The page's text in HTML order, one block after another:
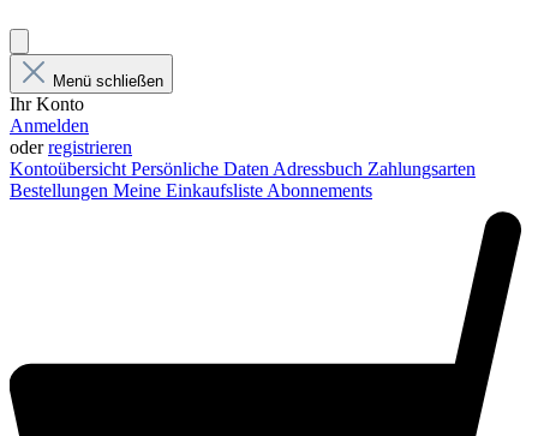
Menü schließen
Ihr Konto
Anmelden
oderregistrieren
Kontoübersicht Persönliche Daten Adressbuch Zahlungsarten
Bestellungen Meine Einkaufsliste Abonnements